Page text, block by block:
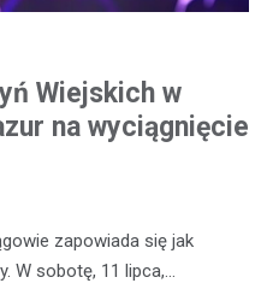
Wiejskich w
na wyciągnięcie
zapowiada się jak
W sobotę, 11 lipca,…